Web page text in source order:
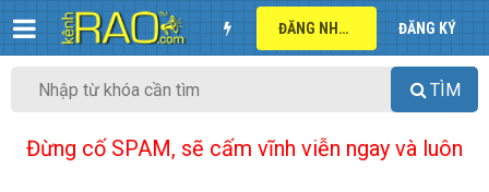
ĐĂNG NHẬP ĐĂNG KÝ
TÌM
Đừng cố SPAM, sẽ cấm vĩnh viễn ngay và luôn